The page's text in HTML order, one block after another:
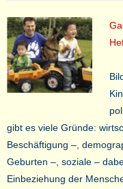
gibt es viele Gründe:
Beschäftigung –,
Geburten –, soziale –
Einbeziehung der